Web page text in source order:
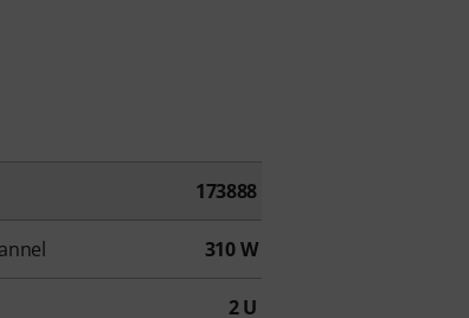
173888
310 W
2 U